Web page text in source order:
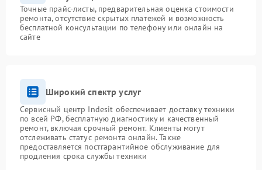
Точные прайс-листы, предварительная оценка стоимости
ремонта, отсутствие скрытых платежей и возможность
бесплатной консультации по телефону или онлайн на
сайте
Широкий спектр услуг
Сервисный центр Indesit обеспечивает доставку техники
по всей РФ, бесплатную диагностику и качественный
ремонт, включая срочный ремонт. Клиенты могут
отслеживать статус ремонта онлайн. Также
предоставляется постгарантийное обслуживание для
продления срока службы техники